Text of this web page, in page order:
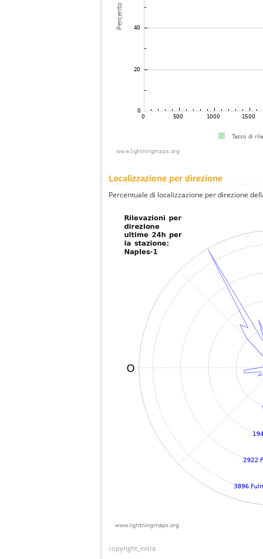
Localizzazione per direzione
Percentuale di localizzazione per direzione
copyright_extra